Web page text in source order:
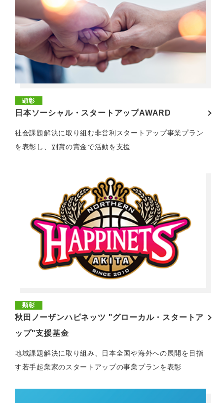
顕彰
日本ソーシャル・スタートアップAWARD
社会課題解決に取り組む非営利スタートアップ事業プラン
を表彰し、副賞の賞金で活動を支援
顕彰
秋田ノーザンハピネッツ "グローカル・スタートア
ップ"支援基金
地域課題解決に取り組み、日本全国や海外への展開を目指
す若手起業家のスタートアップの事業プランを表彰